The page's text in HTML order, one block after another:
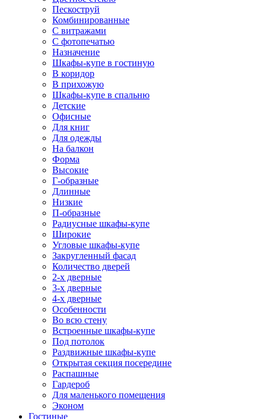
Пескоструй
Комбинированные
С витражами
С фотопечатью
Назначение
Шкафы-купе в гостиную
В коридор
В прихожую
Шкафы-купе в спальню
Детские
Офисные
Для книг
Для одежды
На балкон
Форма
Высокие
Г-образные
Длинные
Низкие
П-образные
Радиусные шкафы-купе
Широкие
Угловые шкафы-купе
Закругленный фасад
Количество дверей
2-х дверные
3-х дверные
4-х дверные
Особенности
Во всю стену
Встроенные шкафы-купе
Под потолок
Раздвижные шкафы-купе
Открытая секция посередине
Распашные
Гардероб
Для маленького помещения
Эконом
Гостиные